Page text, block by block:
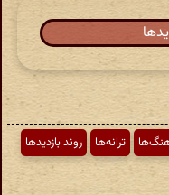
ترانه‌ها
روند بازدیدها